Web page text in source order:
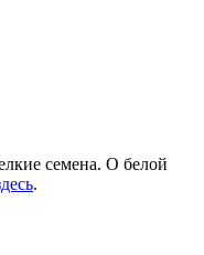
семена. О белой
.